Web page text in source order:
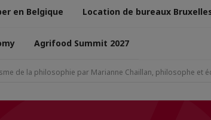
en Belgique Location de bureaux
Agrifood Summit 2027
de la philosophie par Marianne Chaillan, philosophe et